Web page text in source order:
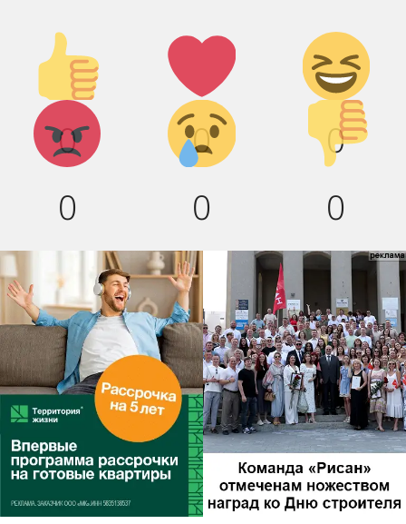
Палец
вверх!
0
Лайк!
0
Дикий
смех!
0
Агрессия!
0
Грусть :(
0
Палец
вниз!
0